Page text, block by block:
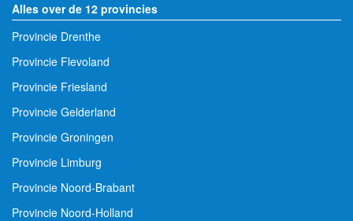
Alles over de 12 provincies
Provincie Drenthe
Provincie Flevoland
Provincie Friesland
Provincie Gelderland
Provincie Groningen
Provincie Limburg
Provincie Noord-Brabant
Provincie Noord-Holland